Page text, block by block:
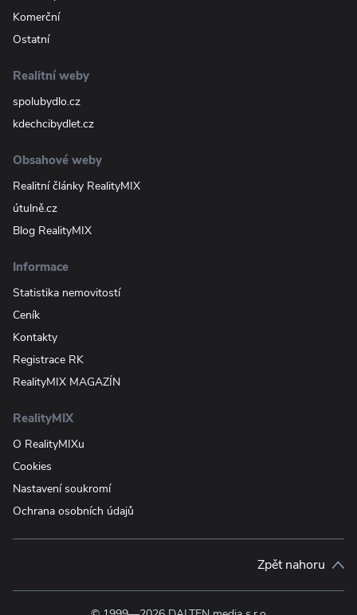
Komerční
Ostatní
Realitní weby
spolubydlo.cz
kdechcibydlet.cz
Obsahové weby
Realitní články RealityMIX
útulně.cz
Blog RealityMIX
Informace
Statistika nemovitostí
Ceník
Kontakty
Registrace RK
RealityMIX MAGAZÍN
RealityMIX
O RealityMIXu
Cookies
Nastavení soukromí
Ochrana osobních údajů
Zpět nahoru